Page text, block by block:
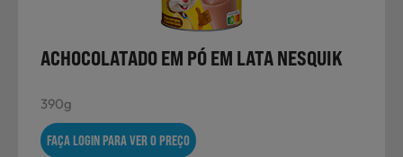
Refeições Prontas
Charcutaria e Enchidos
ACHOCOLATADO EM PÓ EM LATA NESQUIK
390g
FAÇA LOGIN PARA VER O PREÇO